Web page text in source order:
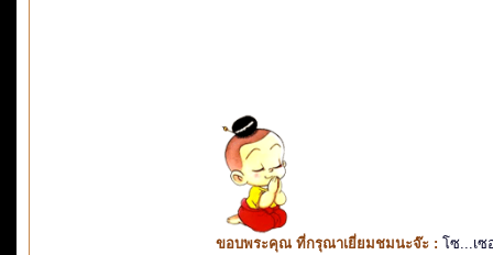
ขอบพระคุณ ที่กรุณาเยี่ยมชมนะจ๊ะ : โซ...เซ